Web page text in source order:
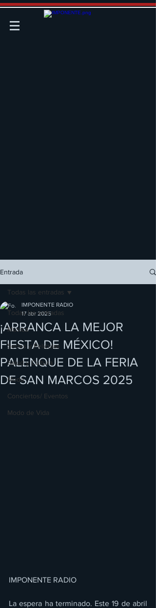
Entrada
Todas las entradas
Música
Series y Películas
Salud y Cultura
Moda
Conciertos/ Eventos
Modo de Vida
Todas las entradas
¡ARRANCA LA MEJOR
FIESTA DE MÉXICO!
PALENQUE DE LA FERIA
DE SAN MARCOS 2025
IMPONENTE RADIO
17 abr 2025
IMPONENTE RADIO
La espera ha terminado. Este 19 de abril